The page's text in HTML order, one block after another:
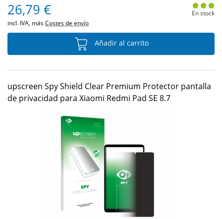
26,79 €
incl. IVA, másCostes de envío
En stock
Añadir al carrito
upscreen Spy Shield Clear Premium Protector pantalla
de privacidad para Xiaomi Redmi Pad SE 8.7